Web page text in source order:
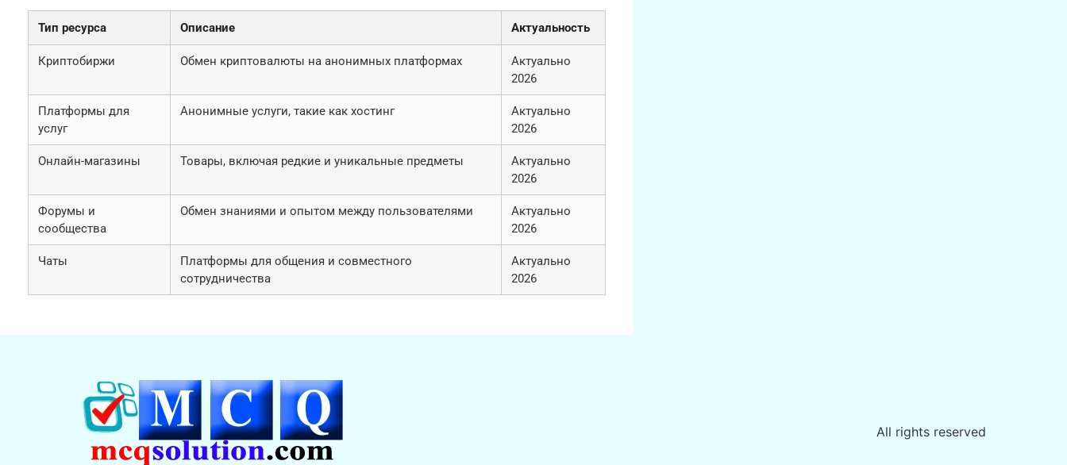
Тип ресурса Описание Актуальность
Криптобиржи Обмен криптовалюты на анонимных платформах
Актуально
2026
Платформы для
услуг
Анонимные услуги, такие как хостинг
Актуально
2026
Онлайн-магазины Товары, включая редкие и уникальные предметы
Актуально
2026
Форумы и
сообщества
Обмен знаниями и опытом между пользователями
Актуально
2026
Чаты
Платформы для общения и совместного
сотрудничества
Актуально
2026
All rights reserved